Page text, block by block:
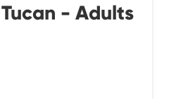
- Adults